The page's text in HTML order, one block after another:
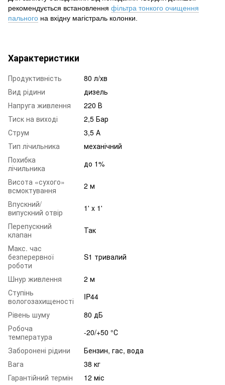
рекомендується встановлення фільтра тонкого очищення
пального на вхідну магістраль колонки.
Характеристики
Продуктивність
80 л/хв
Вид рідини
дизель
Напруга живлення
220 В
Тиск на виході
2,5 Бар
Струм
3,5 А
Тип лічильника
механічний
Похибка
лічильника
до 1%
Висота «сухого»
всмоктування
2 м
Впускний/
випускний отвір
1' x 1'
Перепускний
клапан
Так
Макс. час
безперервної
роботи
S1 тривалий
Шнур живлення
2 м
Ступінь
вологозахищеності
IP44
Рівень шуму
80 дБ
Робоча
температура
-20/+50 °С
Заборонені рідини
Бензин, гас, вода
Вага
38 кг
Гарантійний термін
12 міс